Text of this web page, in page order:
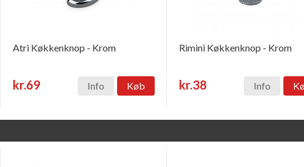
Atri Køkkenknop - Krom
kr.69 Info Køb
Rimini Køkkenknop - Krom
kr.38 Info